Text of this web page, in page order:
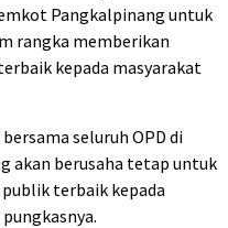
Pangkalpinang untuk
rangka memberikan
kepada masyarakat
seluruh OPD di
akan berusaha tetap untuk
terbaik kepada